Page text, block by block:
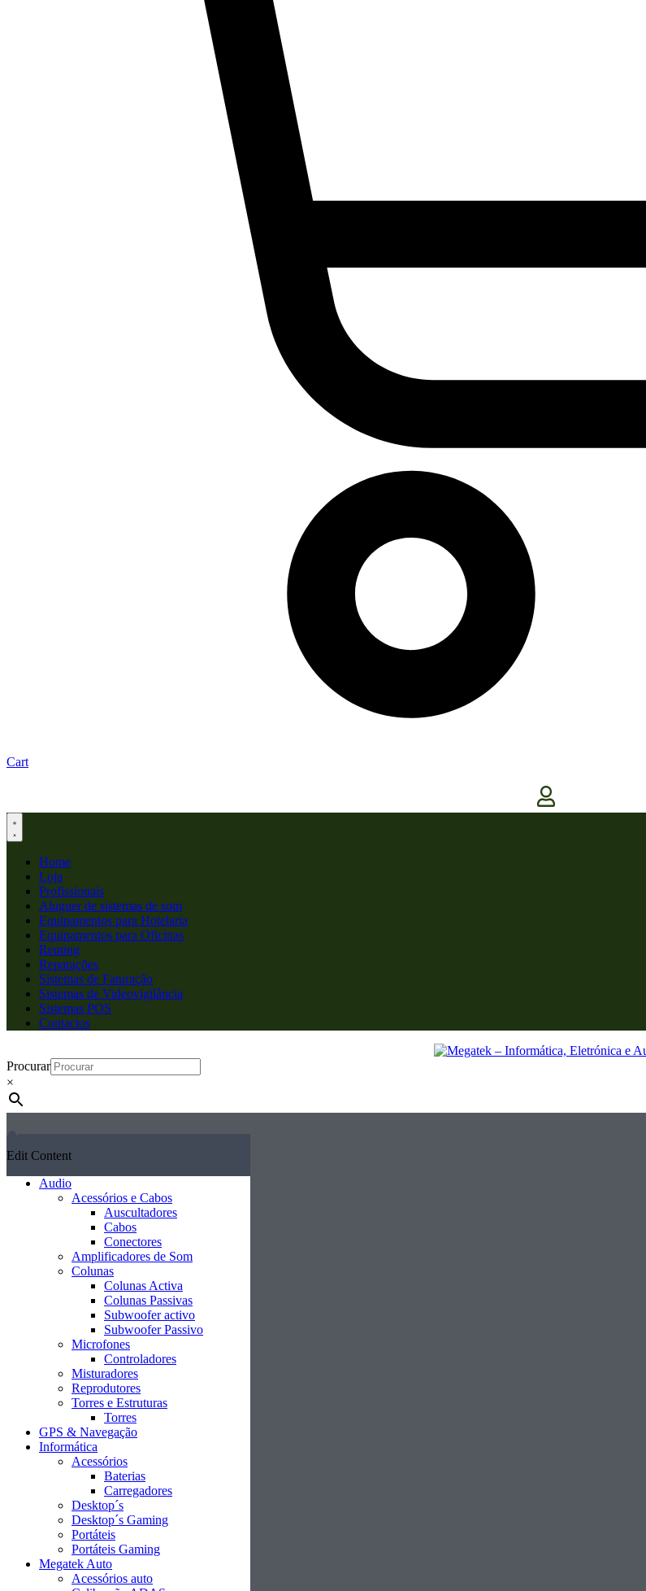
Cart
Home
Loja
Profissionais
Aluguer de sistemas de som
Equipamentos para Hotelaria
Equipamentos para Oficinas
Renting
Reparações
Sistemas de Faturação
Sistemas de Videovigilância
Sistemas POS
Contactos
Procurar
×
Edit Content
Audio
Acessórios e Cabos
Auscultadores
Cabos
Conectores
Amplificadores de Som
Colunas
Colunas Activa
Colunas Passivas
Subwoofer activo
Subwoofer Passivo
Microfones
Controladores
Misturadores
Reprodutores
Torres e Estruturas
Torres
GPS & Navegação
Informática
Acessórios
Baterias
Carregadores
Desktop´s
Desktop´s Gaming
Portáteis
Portáteis Gaming
Megatek Auto
Acessórios auto